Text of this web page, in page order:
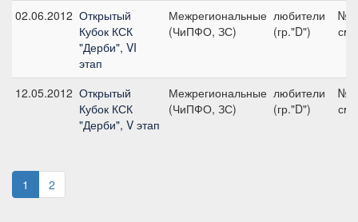
02.06.2012 Открытый
Кубок КСК
"Дерби", VI
этап
Межрегиональные
(ЧиПФО, ЗС)
любители
(гр."D")
см
12.05.2012 Открытый
Кубок КСК
"Дерби", V этап
Межрегиональные
(ЧиПФО, ЗС)
любители
(гр."D")
см
1 2